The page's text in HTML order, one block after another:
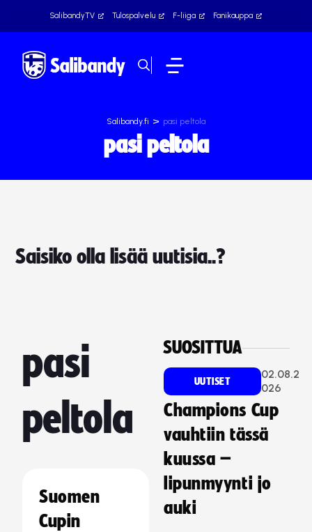
SalibandyTV Tulospalvelu F-liiga Fanikauppa
Salibandy.fi > pasi peltola
pasi peltola
Saisiko olla lisää uutisia..?
pasi
peltola
Suomen
Cupin
SUOSITTUA
UUTISET
02.08.2
026
Champions Cup
vauhtiin tässä
kuussa –
lipunmyynti jo
auki